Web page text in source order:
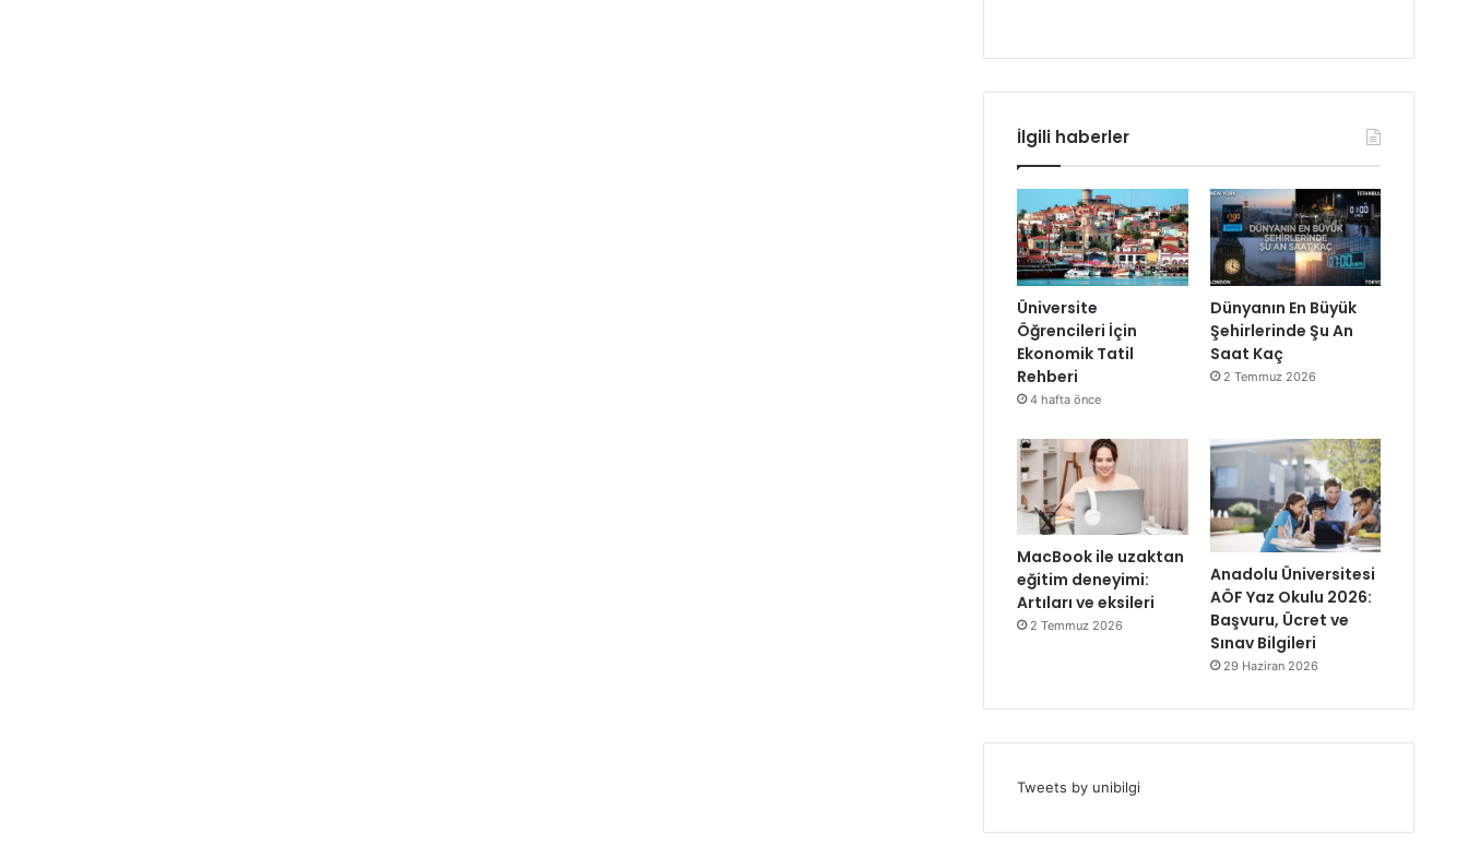
İlgili haberler
Üniversite
Öğrencileri İçin
Ekonomik Tatil
Rehberi
4 hafta önce
Dünyanın En Büyük
Şehirlerinde Şu An
Saat Kaç
2 Temmuz 2026
MacBook ile uzaktan
eğitim deneyimi:
Artıları ve eksileri
2 Temmuz 2026
Anadolu Üniversitesi
AÖF Yaz Okulu 2026:
Başvuru, Ücret ve
Sınav Bilgileri
29 Haziran 2026
Tweets by unibilgi